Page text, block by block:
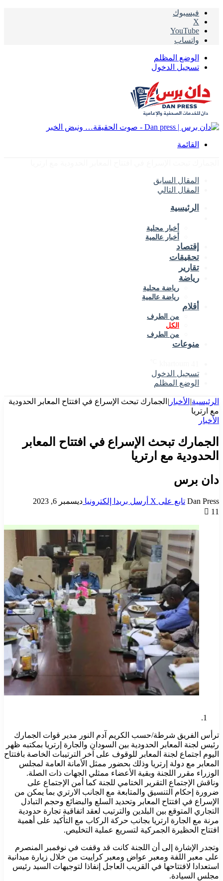
فيسبوك
‫X
‫YouTube
واتساب
الوضع المظلم
تسجيل الدخول
القائمة
المقال السابق
المقال التالي
الرئيسية
أخبار محلية
أخبار عالمية
إقتصاد
تحقيقات
تقارير
رياضة
رياضة محلية
رياضة عالمية
أقلام
من الطرف
الكل
من الطرف
منوعات
تسجيل الدخول
الوضع المظلم
الرئيسية| الأخبار | الجمارك تبحث الإسراع في افتتاح المعابر الحدودية
مع ارتريا
الأخبار
الجمارك تبحث الإسراع في افتتاح المعابر
الحدودية مع ارتريا
دان برس
Dan Press تابع على X أرسل بريدا إلكترونيا ديسمبر 6, 2023
11
ترأس الفريق شرطة/حسب الكريم آدم النور مدير قوات الجمارك
رئيس لجنة المعابر الحدودية بين السودان والجارة إرتريا بمكتبه ظهر
اليوم اجتماع لجنة المعابر للوقوف على آخر الترتيبات الخاصة بافتتاح
المعابر مع دولة إرتريا وذلك بحضور ممثل الأمانة العامة لمجلس
الوزراء مقرر اللجنة وبقية الأعضاء ممثلي الجهات ذات الصلة.
وناقش الإجتماع التقرير الختامي للجنة كما أمن الإجتماع على
ضرورة إحكام التنسيق والمتابعة مع الجانب الارتري بما يمكن من
الإسراع في افتتاح المعابر وتحديد السلع والبضائع وحجم التبادل
التجاري المتوقع بين البلدين والترتيب لعقد اتفاقية تجارة حدودية
مرنة مع الجارة ارتريا بجانب حركة الركاب مع التأكيد على أهمية
افتتاح الحظيرة الجمركية لتسريع عملية التخليص.
وتجدر الإشارة إلى أن اللجنة كانت قد وقفت في نوفمبر المنصرم
على معبر اللفة ومعبر عواض ومعبر كراييت من خلال زيارة ميدانية
استعدادا لافتتاحها في القريب العاجل إنفاذا لتوجيهات السيد رئيس
مجلس السيادة.